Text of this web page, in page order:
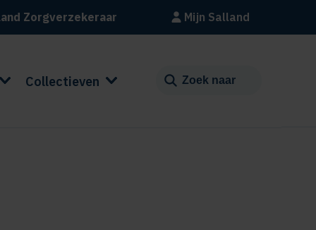
Zorgverzekeraar Mijn Salland
Collectieven